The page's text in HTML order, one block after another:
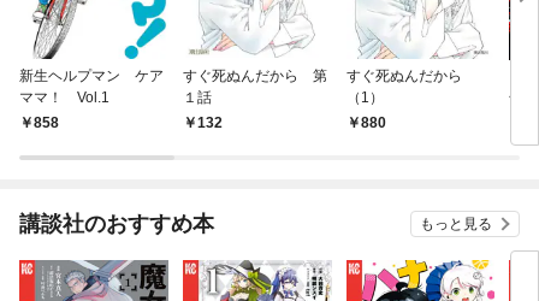
新生ヘルプマン ケア
ママ！ Vol.1
858
すぐ死ぬんだから 第
１話
132
すぐ死ぬんだから
（1）
880
号
講談社のおすすめ本 もっと見る